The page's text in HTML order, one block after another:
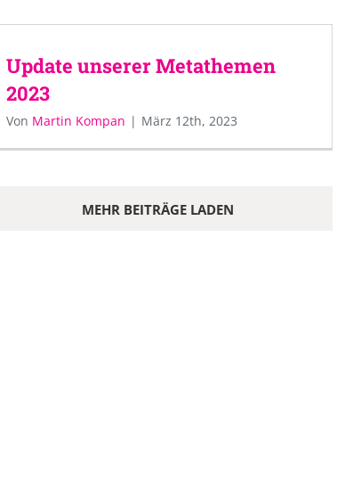
Update unserer Metathemen
2023
Von Martin Kompan | März 12th, 2023
MEHR BEITRÄGE LADEN